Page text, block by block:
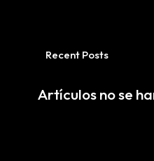
Recent Posts
Artículos no se